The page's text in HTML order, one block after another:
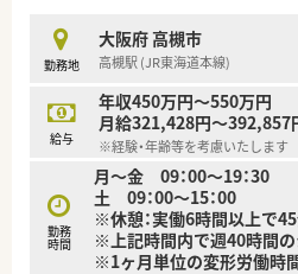
■JR高槻駅/阪急高槻市駅どちら
群です！
■定着率の高い薬局です◎
■在宅業務に積極的に取り組まれ
◇こんな方にオススメ◇
■電車通勤で毎日便利のご通勤し
■定着率の高い薬局で、長期的な
■在宅業務のご経験を積みたい方！
勤務地
大阪府 高槻市
高槻駅 (JR東海道本線)
給与
年収450万円～550万円
月給321,428円～392,857
※経験・年齢等を考慮いたします
勤務
時間
月～金 09：00～19：30
土 09：00～15：00
※休憩：実働6時間以上で
※上記時間内で週40時間
※1ヶ月単位の変形労働時